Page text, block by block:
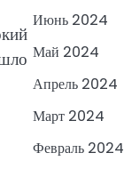
Июнь 2024
Май 2024
Апрель 2024
Март 2024
Февраль 2024